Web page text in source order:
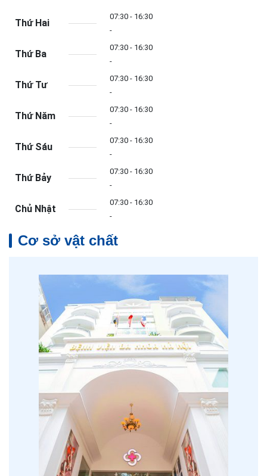
Thứ Hai
07:30 - 16:30
-
Thứ Ba
07:30 - 16:30
-
Thứ Tư
07:30 - 16:30
-
Thứ Năm
07:30 - 16:30
-
Thứ Sáu
07:30 - 16:30
-
Thứ Bảy
07:30 - 16:30
-
Chủ Nhật
07:30 - 16:30
-
Cơ sở vật chất